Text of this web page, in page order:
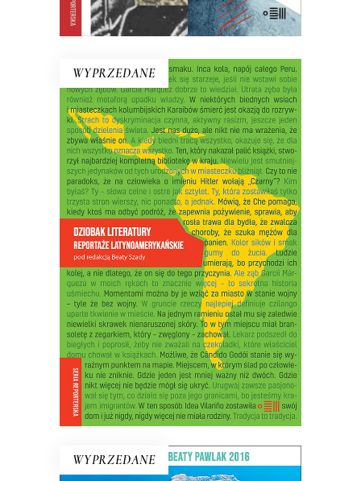
E-BOOK DO KOSZYKA
WYPRZEDANE
E-BOOK DO KOSZYKA
DZIOBAK LITERATURY.
REPORTAŻE
LATYNOAMERYKAŃSKIE
Opowiadać o banale w niebanalny
sposób – oto wyzwanie dla reportażu
latynoamerykańskiego. Dostrzegać
niezwykłość w tym, co zwykłe – oto
jego cel.
45.00zł 22.50zł
WYPRZEDANE